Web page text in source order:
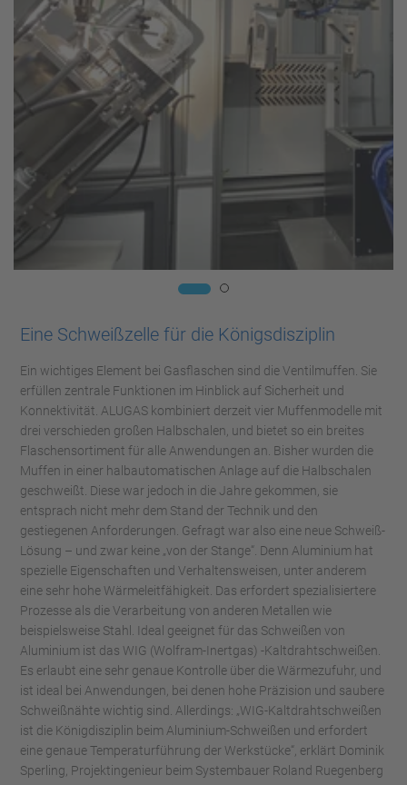
Eine Schweißzelle für die Königsdisziplin
Ein wichtiges Element bei Gasflaschen sind die Ventilmuffen. Sie
erfüllen zentrale Funktionen im Hinblick auf Sicherheit und
Konnektivität. ALUGAS kombiniert derzeit vier Muffenmodelle mit
drei verschieden großen Halbschalen, und bietet so ein breites
Flaschensortiment für alle Anwendungen an. Bisher wurden die
Muffen in einer halbautomatischen Anlage auf die Halbschalen
geschweißt. Diese war jedoch in die Jahre gekommen, sie
entsprach nicht mehr dem Stand der Technik und den
gestiegenen Anforderungen. Gefragt war also eine neue Schweiß-
Lösung – und zwar keine „von der Stange“. Denn Aluminium hat
spezielle Eigenschaften und Verhaltensweisen, unter anderem
eine sehr hohe Wärmeleitfähigkeit. Das erfordert spezialisiertere
Prozesse als die Verarbeitung von anderen Metallen wie
beispielsweise Stahl. Ideal geeignet für das Schweißen von
Aluminium ist das WIG (Wolfram-Inertgas) -Kaltdrahtschweißen.
Es erlaubt eine sehr genaue Kontrolle über die Wärmezufuhr, und
ist ideal bei Anwendungen, bei denen hohe Präzision und saubere
Schweißnähte wichtig sind. Allerdings: „WIG-Kaltdrahtschweißen
ist die Königdisziplin beim Aluminium-Schweißen und erfordert
eine genaue Temperaturführung der Werkstücke“, erklärt Dominik
Sperling, Projektingenieur beim Systembauer Roland Ruegenberg